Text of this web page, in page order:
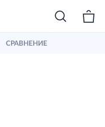
СРАВНЕНИЕ